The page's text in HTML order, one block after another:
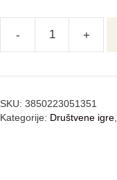
- +
SKU:3850223051351
Kategorije: Društvene igre,